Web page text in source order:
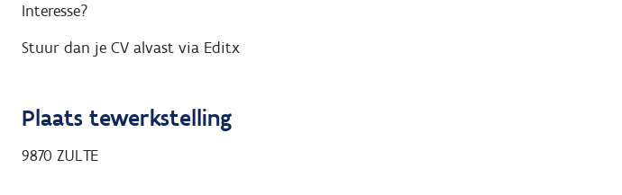
Interesse?
Stuur dan je CV alvast via Editx
Plaats tewerkstelling
9870 ZULTE